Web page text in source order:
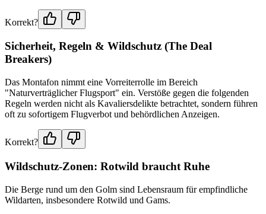
Korrekt?
Sicherheit, Regeln & Wildschutz (The Deal
Breakers)
Das Montafon nimmt eine Vorreiterrolle im Bereich
"Naturverträglicher Flugsport" ein. Verstöße gegen die folgenden
Regeln werden nicht als Kavaliersdelikte betrachtet, sondern führen
oft zu sofortigem Flugverbot und behördlichen Anzeigen.
Korrekt?
Wildschutz-Zonen: Rotwild braucht Ruhe
Die Berge rund um den Golm sind Lebensraum für empfindliche
Wildarten, insbesondere Rotwild und Gams.